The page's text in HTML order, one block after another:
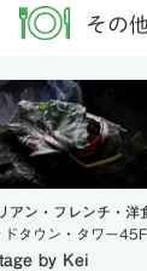
その
アン・フレンチ・洋
ドタウン・タワー45F
by Kei